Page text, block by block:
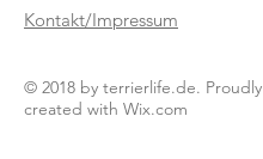
Kontakt/Impressum
© 2018 by terrierlife.de. Proudly
created with Wix.com